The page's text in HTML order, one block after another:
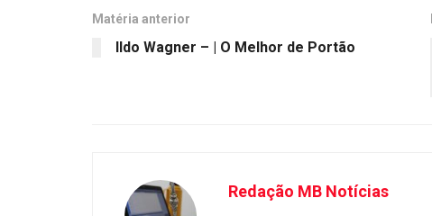
Matéria anterior
Ildo Wagner – | O Melhor de Portão
Redação MB Notícias